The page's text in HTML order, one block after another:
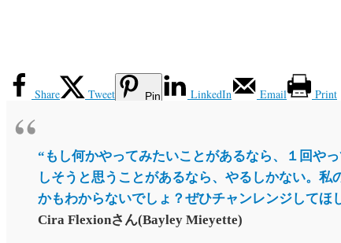
Share Tweet Pin LinkedIn Email Print
“もし何かやってみたいことがあるなら、１回や
しそうと思うことがあるなら、やるしかない。
かもわからないでしょ？ぜひチャンレンジしてほ
Cira Flexionさん(Bayley Mieyette)